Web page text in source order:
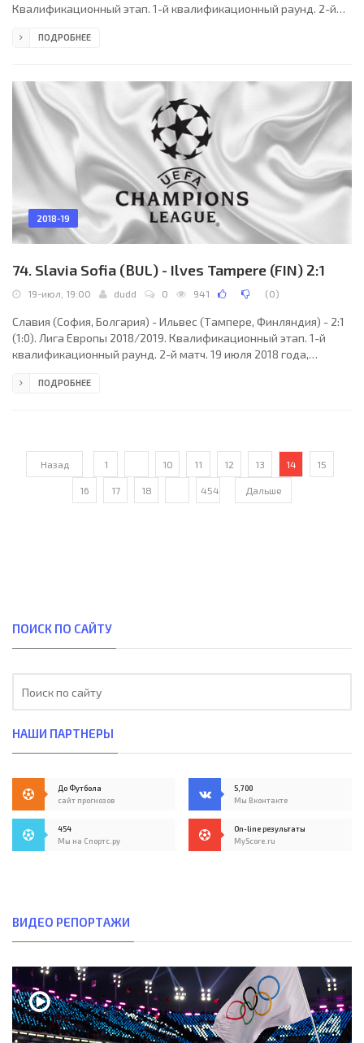
Квалификационный этап. 1-й квалификационный раунд. 2-й
Переменная облачность. +17°C. Стадион «Акер». 5150 зрителей
(Молдавия), Виктор Мардари (Молдавия). Резервный судья:
Петру Стоянов (Молдавия). Мольде: 1. Андреас Линде (ШВЕ),
ПОДРОБНЕЕ
2018-19
74. Slavia Sofia (BUL) - Ilves Tampere (FIN) 2:1
19-июл, 19:00 dudd 0 941 (0)
Славия (София, Болгария) - Ильвес (Тампере, Финляндия) - 2:1
(1:0). Лига Европы 2018/2019. Квалификационный этап. 1-й
квалификационный раунд. 2-й матч. 19 июля 2018 года,
+20°C. Стадион "Василь Левски". 3400 зрителей (8 % при
Стоилкович (Земун, Сербия). Славия (София): 32.
ПОДРОБНЕЕ
Назад 1 10 11 12 13 14 15
16 17 18 454 Дальше
ПОИСК ПО САЙТУ
НАШИ ПАРТНЕРЫ
До Футбола
сайт прогнозов
5,700
Мы Вконтакте
454
Мы на Спортс.ру
On-line результаты
MyScore.ru
ВИДЕО РЕПОРТАЖИ